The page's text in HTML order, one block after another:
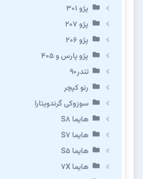
پژو 301
پژو ۲۰۷
پژو ۲۰۶
پژو پارس و ۴۰۵
تندر۹۰
رنو کپچر
سوزوکی گرندویتارا
هایما S8
هایما S7
هایما S5
هایما 7X